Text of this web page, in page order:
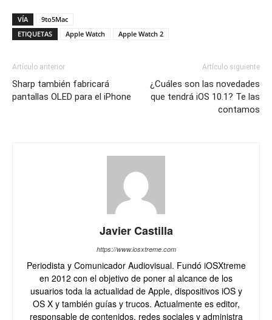
VÍA
9to5Mac
ETIQUETAS
Apple Watch Apple Watch 2
Artículo anterior
Sharp también fabricará
pantallas OLED para el iPhone
Artículo siguiente
¿Cuáles son las novedades
que tendrá iOS 10.1? Te las
contamos
Javier Castilla
https://www.iosxtreme.com
Periodista y Comunicador Audiovisual. Fundó iOSXtreme
en 2012 con el objetivo de poner al alcance de los
usuarios toda la actualidad de Apple, dispositivos iOS y
OS X y también guías y trucos. Actualmente es editor,
responsable de contenidos, redes sociales y administra